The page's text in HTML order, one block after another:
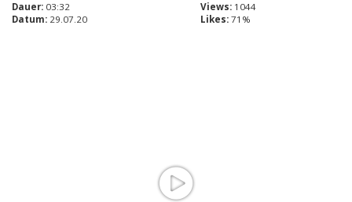
Dauer: 03:32 Views: 1044
Datum: 29.07.20 Likes: 71%